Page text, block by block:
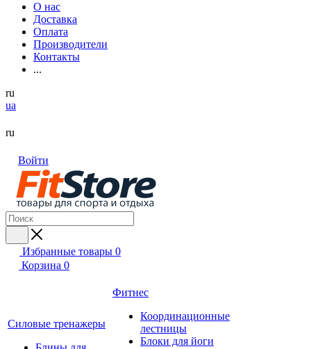
О нас
Доставка
Оплата
Производители
Контакты
...
ru
ua
ru
Войти
Избранные товары 0
Корзина 0
Силовые тренажеры
Фитнес
Координационные
лестницы
Блоки для йоги